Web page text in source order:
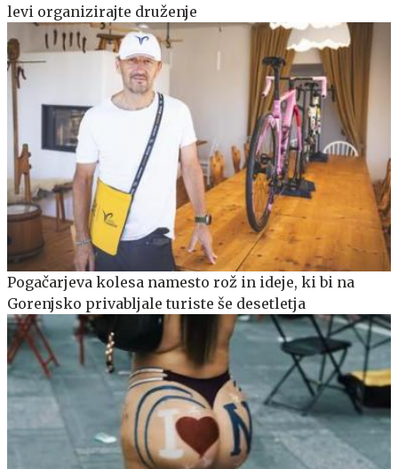
levi organizirajte druženje
Pogačarjeva kolesa namesto rož in ideje, ki bi na
Gorenjsko privabljale turiste še desetletja